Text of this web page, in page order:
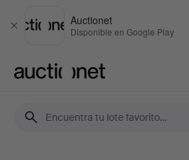
Cerrar
Auctionet
Disponible en Google Play